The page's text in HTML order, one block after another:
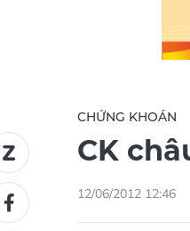
CHỨNG KHOÁN
CK
12/06/2012 12:46